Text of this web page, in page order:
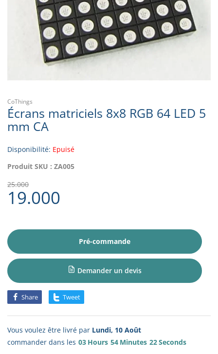
CoThings
Écrans matriciels 8x8 RGB 64 LED 5
mm CA
Disponibilité: Epuisé
Produit SKU : ZA005
19.000
25.000
Pré-commande
Demander un devis
Share Tweet
Vous voulez être livré par Lundi, 10 Août
commander dans les 03 Hours 54 Minutes 22Seconds